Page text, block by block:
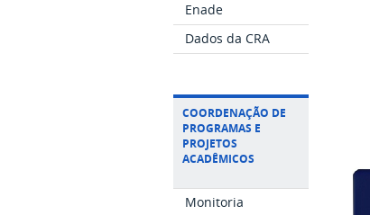
Enade
Dados da CRA
COORDENAÇÃO DE
PROGRAMAS E
PROJETOS
ACADÊMICOS
Monitoria